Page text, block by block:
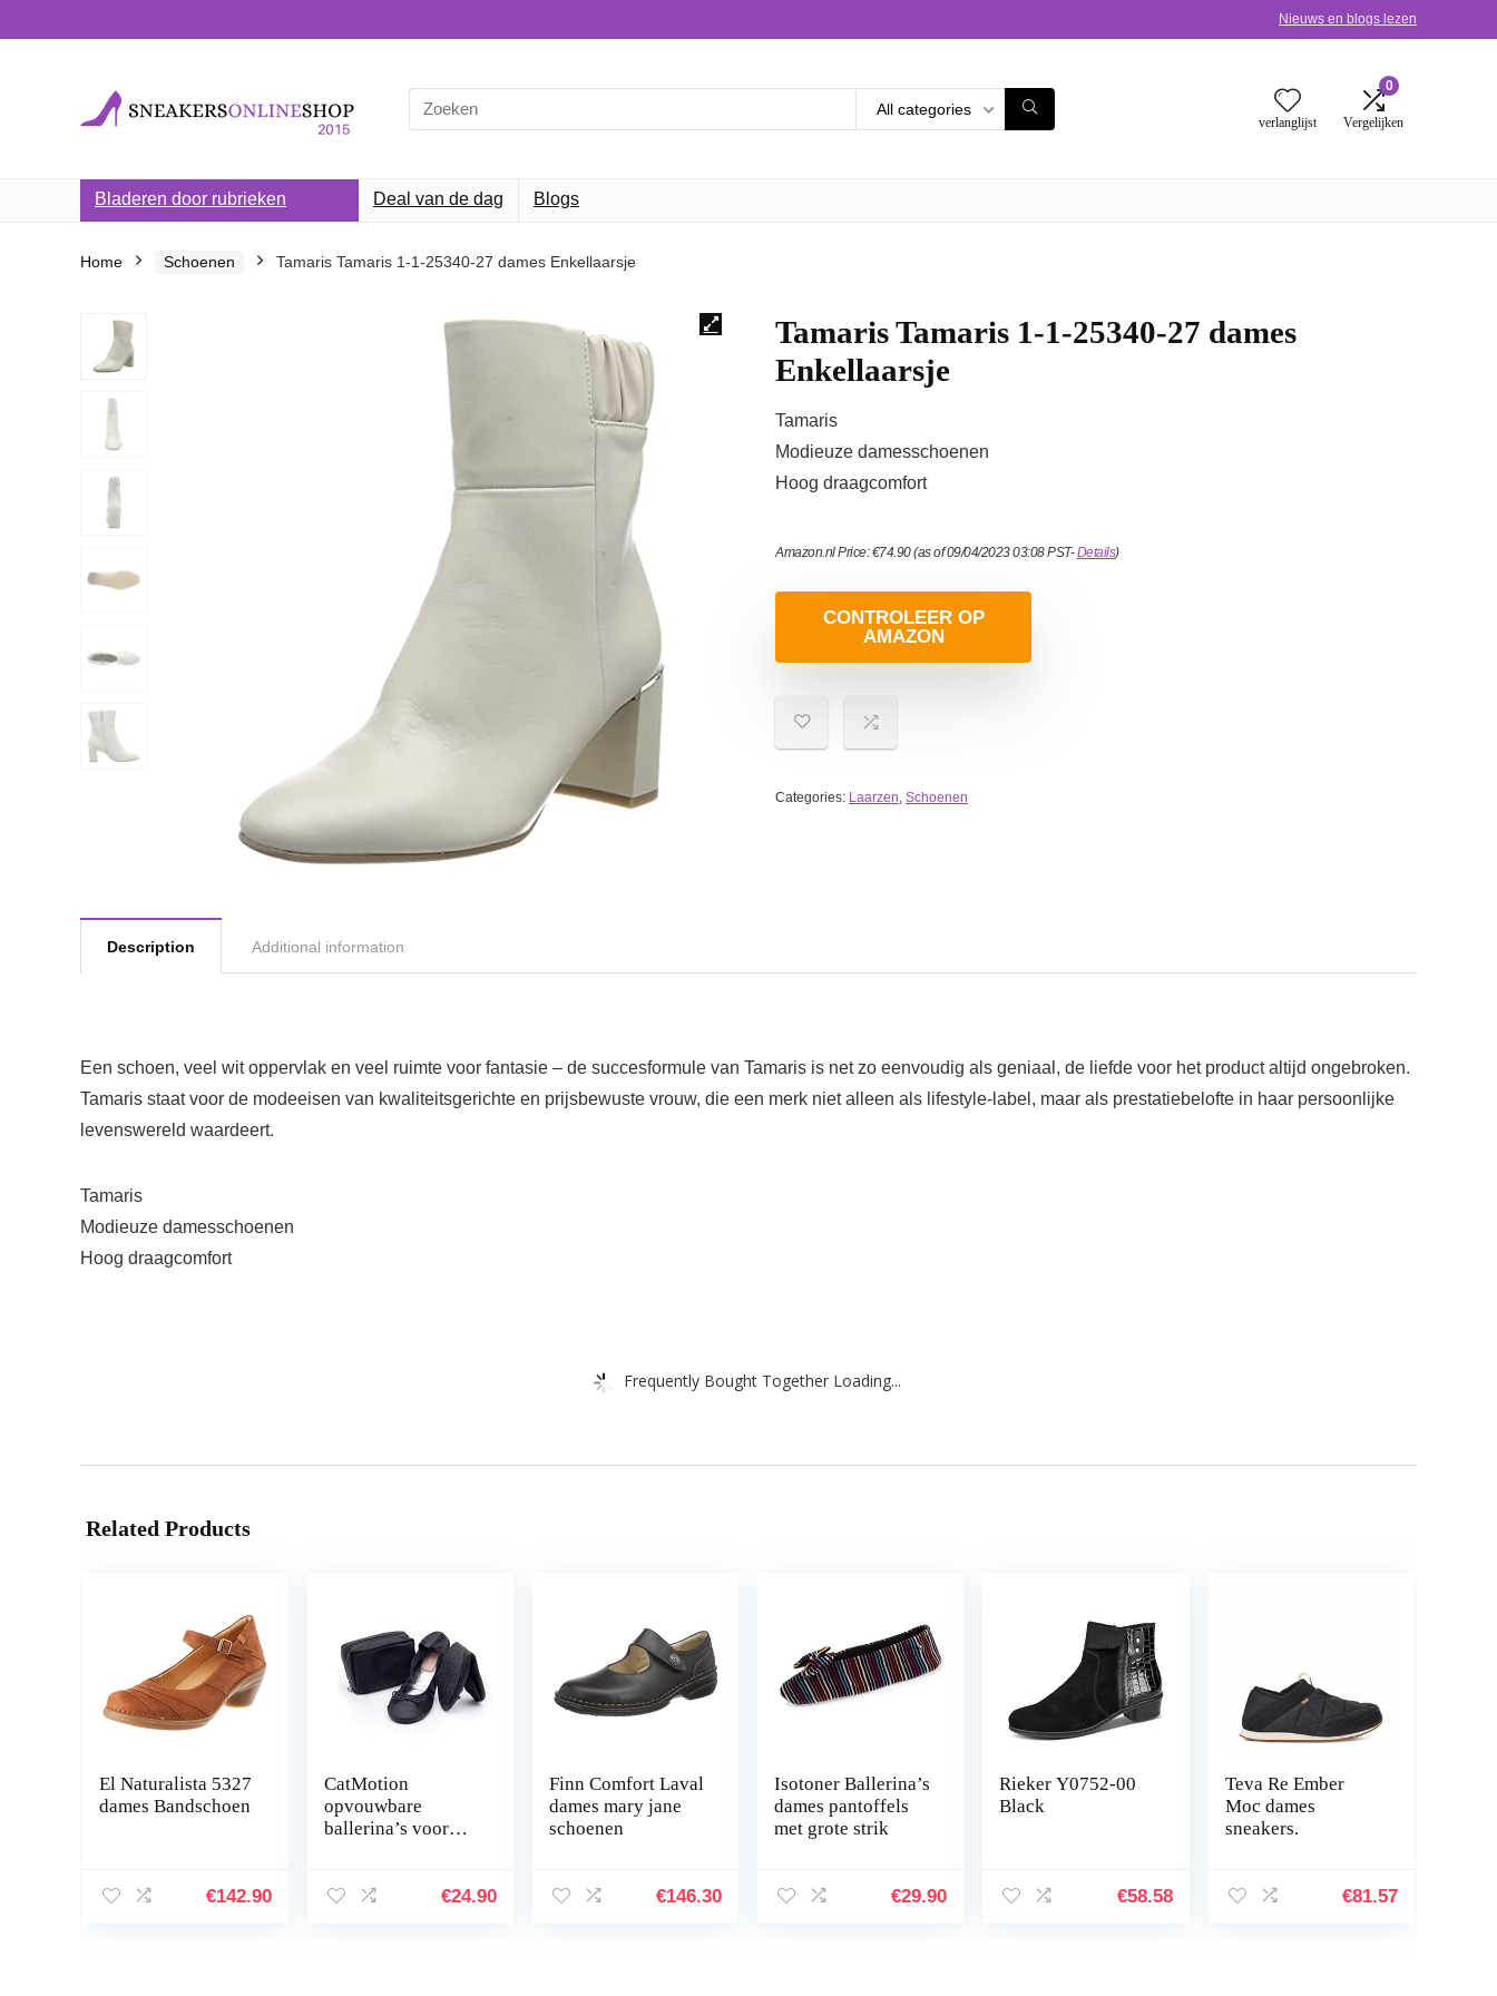
Nieuws en blogs lezen
Search
for:
All categories
verlanglijst
0
Vergelijken
Bladeren door rubrieken Deal van de dag Blogs
Home Schoenen Tamaris Tamaris 1-1-25340-27 dames Enkellaarsje
Tamaris Tamaris 1-1-25340-27 dames
Enkellaarsje
Tamaris
Modieuze damesschoenen
Hoog draagcomfort
Amazon.nl Price:€74.90(as of 09/04/2023 03:08 PST-Details)
CONTROLEER OP
AMAZON
Categories: Laarzen, Schoenen
Description Additional information
Een schoen, veel wit oppervlak en veel ruimte voor fantasie – de succesformule van Tamaris is net zo eenvoudig als geniaal, de liefde voor het product altijd ongebroken.
Tamaris staat voor de modeeisen van kwaliteitsgerichte en prijsbewuste vrouw, die een merk niet alleen als lifestyle-label, maar als prestatiebelofte in haar persoonlijke
levenswereld waardeert.
Tamaris
Modieuze damesschoenen
Hoog draagcomfort
Frequently Bought Together Loading...
Related Products
El Naturalista 5327
dames Bandschoen
€142.90
CatMotion
opvouwbare
ballerina’s voor
€24.90
Finn Comfort Laval
dames mary jane
schoenen
€146.30
Isotoner Ballerina’s
dames pantoffels
met grote strik
€29.90
Rieker Y0752-00
Black
€58.58
Teva Re Ember
Moc dames
sneakers.
€81.57